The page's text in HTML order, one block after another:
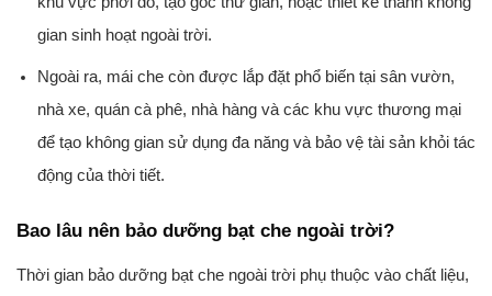
gian sinh hoạt ngoài trời.
Ngoài ra, mái che còn được lắp đặt phổ biến tại sân vườn,
nhà xe, quán cà phê, nhà hàng và các khu vực thương mại
để tạo không gian sử dụng đa năng và bảo vệ tài sản khỏi tác
động của thời tiết.
Bao lâu nên bảo dưỡng bạt che ngoài trời?
Thời gian bảo dưỡng bạt che ngoài trời phụ thuộc vào chất liệu,